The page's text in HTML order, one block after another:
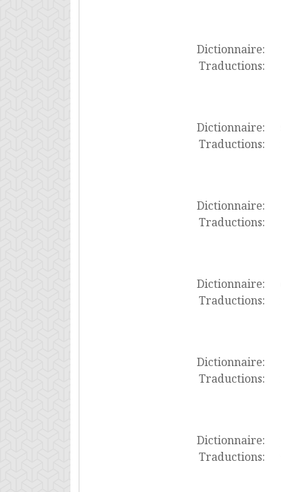
Dictionnaire:
Traductions:
Dictionnaire:
Traductions:
Dictionnaire:
Traductions:
Dictionnaire:
Traductions:
Dictionnaire:
Traductions:
Dictionnaire:
Traductions: